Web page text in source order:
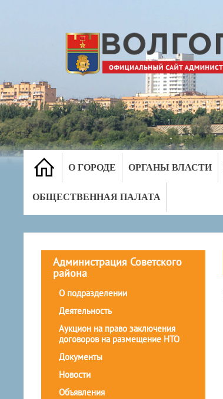
О ГОРОДЕ ОРГАНЫ ВЛАСТИ
ОБЩЕСТВЕННАЯ ПАЛАТА
Администрация Советского
района
О подразделении
Деятельность
Аукцион на право заключения
договоров на размещение НТО
Документы
Новости
Объявления